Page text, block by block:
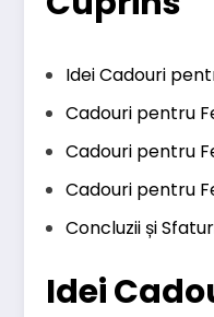
Idei Cadouri
Cadouri pentru
Cadouri pentru
Cadouri pentru
Concluzii și
Idei